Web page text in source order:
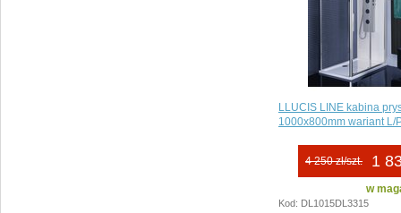
LLUCIS LINE kabina
1000x800mm wariant L/
1
4 250 zł/szt.
w
Kod: DL1015DL3315